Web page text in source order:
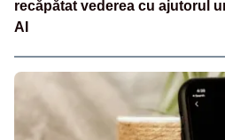
recăpătat vederea cu ajutorul
AI